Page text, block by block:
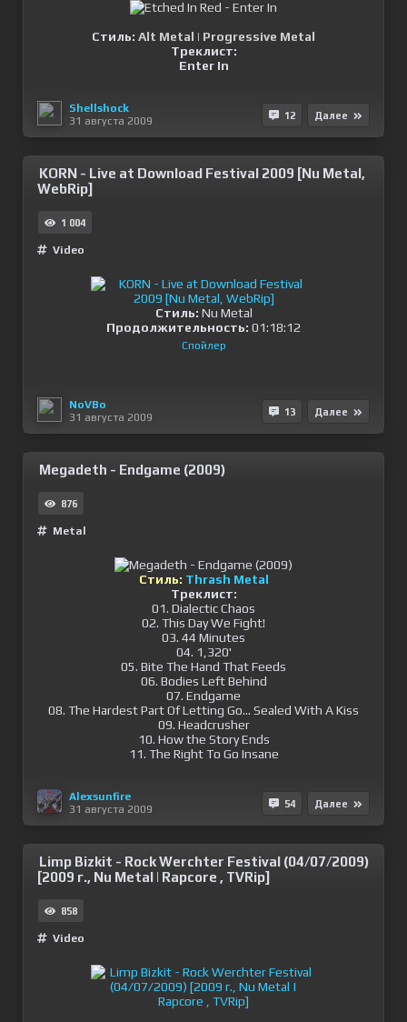
Стиль: Alt Metal | Progressive Metal
Треклист:
Enter In
Shellshock
31 августа 2009
12 Далее
KORN - Live at Download Festival 2009 [Nu Metal,
WebRip]
1 004
Video
Cтиль: Nu Metal
Продолжительность: 01:18:12
Спойлер
NoVBo
31 августа 2009
13 Далее
Megadeth - Endgame (2009)
876
Metal
Стиль: Thrash Metal
Треклист:
01. Dialectic Chaos
02. This Day We Fight!
03. 44 Minutes
04. 1,320'
05. Bite The Hand That Feeds
06. Bodies Left Behind
07. Endgame
08. The Hardest Part Of Letting Go... Sealed With A Kiss
09. Headcrusher
10. How the Story Ends
11. The Right To Go Insane
Alexsunfire
31 августа 2009
54 Далее
Limp Bizkit - Rock Werchter Festival (04/07/2009)
[2009 г., Nu Metal | Rapcore , TVRip]
858
Video